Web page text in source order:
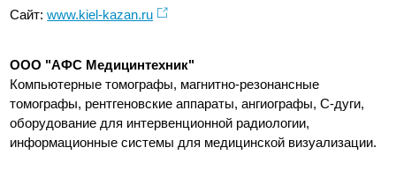
Сайт:www.kiel-kazan.ru
ООО "АФС Медицинтехник"
Компьютерные томографы, магнитно-резонансные
томографы, рентгеновские аппараты, ангиографы, С-дуги,
оборудование для интервенционной радиологии,
информационные системы для медицинской визуализации.